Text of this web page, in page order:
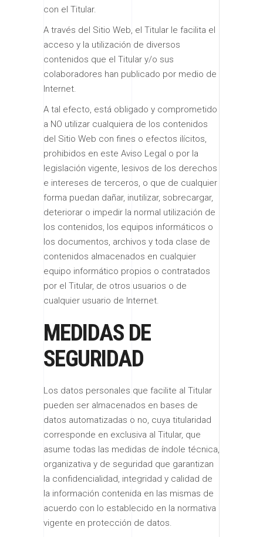
con el Titular.
A través del Sitio Web, el Titular le facilita el
acceso y la utilización de diversos
contenidos que el Titular y/o sus
colaboradores han publicado por medio de
Internet.
A tal efecto, está obligado y comprometido
a NO utilizar cualquiera de los contenidos
del Sitio Web con fines o efectos ilícitos,
prohibidos en este Aviso Legal o por la
legislación vigente, lesivos de los derechos
e intereses de terceros, o que de cualquier
forma puedan dañar, inutilizar, sobrecargar,
deteriorar o impedir la normal utilización de
los contenidos, los equipos informáticos o
los documentos, archivos y toda clase de
contenidos almacenados en cualquier
equipo informático propios o contratados
por el Titular, de otros usuarios o de
cualquier usuario de Internet.
MEDIDAS DE
SEGURIDAD
Los datos personales que facilite al Titular
pueden ser almacenados en bases de
datos automatizadas o no, cuya titularidad
corresponde en exclusiva al Titular, que
asume todas las medidas de índole técnica,
organizativa y de seguridad que garantizan
la confidencialidad, integridad y calidad de
la información contenida en las mismas de
acuerdo con lo establecido en la normativa
vigente en protección de datos.